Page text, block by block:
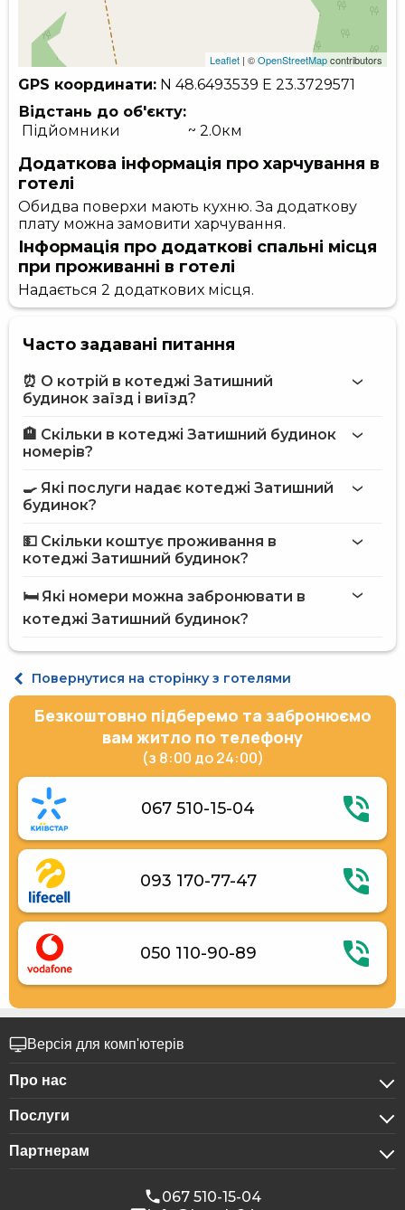
Leaflet | ©OpenStreetMapcontributors
GPS координати: N 48.6493539 E 23.3729571
Відстань до об'єкту:
Підйомники
~ 2.0км
Додаткова інформація про харчування в
готелі
Обидва поверхи мають кухню. За додаткову
плату можна замовити харчування.
Інформація про додаткові спальні місця
при проживанні в готелі
Надається 2 додаткових місця.
Часто задавані питання
⏰ О котрій в котеджі Затишний
будинок заїзд і виїзд?
Більше інформації про Котедж Затишний будинок
🏨 Скільки в котеджі Затишний будинок
номерів?
🍳 Які послуги надає котеджі Затишний
будинок?
Мангал
Приладдя для барбекю
💵 Скільки коштує проживання в
котеджі Затишний будинок?
на сайті Hotels24.ua
🛏️ Які номери можна забронювати в
котеджі Затишний будинок?
Сімейний 4-місний
Повернутися на сторінку з готелями
Безкоштовно підберемо та забронюємо
вам житло по телефону
(з 8:00 до 24:00)
067 510-15-04
093 170-77-47
050 110-90-89
Версія для комп'ютерів
Про нас
Про компанію
Конфіденційність
Послуги
Для бізнес-клієнтів
Бронювання для груп
Партнерам
067 510-15-04